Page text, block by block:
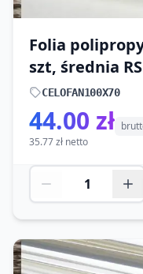
Folia
szt, średnia RS
CELOFAN100X70
44.00 zł
35.77 zł netto